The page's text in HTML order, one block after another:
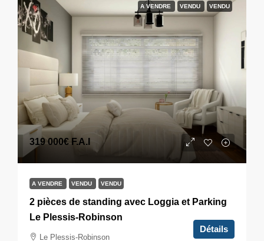
A VENDRE VENDU VENDU
319 000€ F.A.I
A VENDRE VENDU VENDU
2 pièces de standing avec Loggia et Parking
Le Plessis-Robinson
Le Plessis-Robinson
Détails